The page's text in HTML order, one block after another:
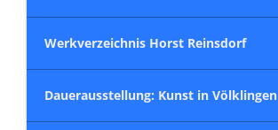
Werkverzeichnis Horst Reinsdorf
Dauerausstellung: Kunst in Völklingen